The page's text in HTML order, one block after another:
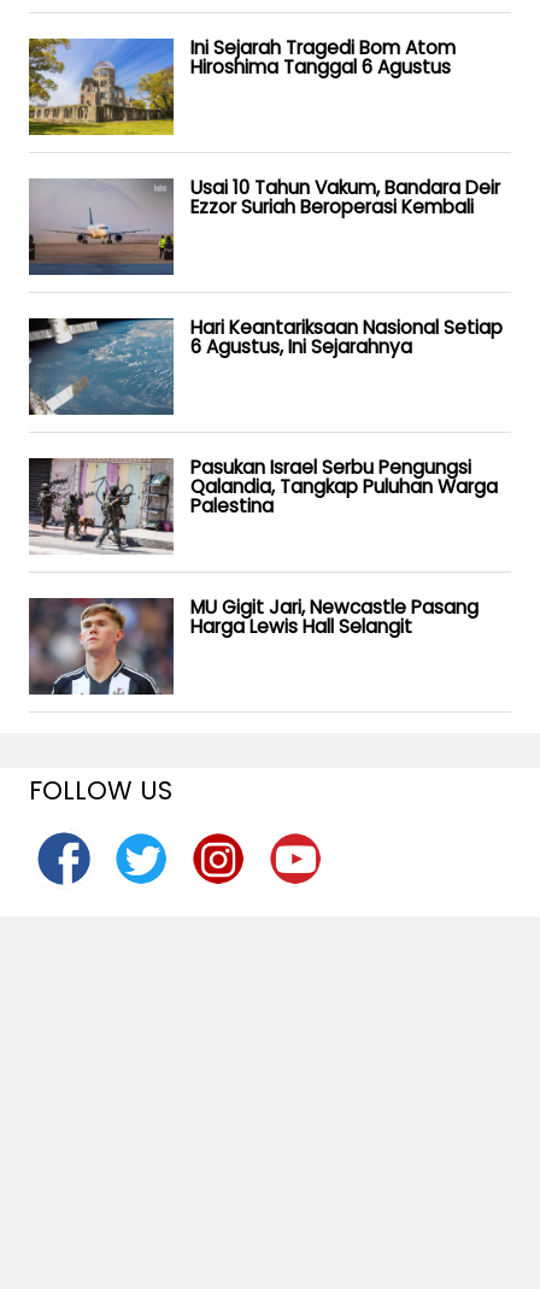
Ini Sejarah Tragedi Bom Atom
Hiroshima Tanggal 6 Agustus
Usai 10 Tahun Vakum, Bandara Deir
Ezzor Suriah Beroperasi Kembali
Hari Keantariksaan Nasional Setiap
6 Agustus, Ini Sejarahnya
Pasukan Israel Serbu Pengungsi
Qalandia, Tangkap Puluhan Warga
Palestina
MU Gigit Jari, Newcastle Pasang
Harga Lewis Hall Selangit
FOLLOW US